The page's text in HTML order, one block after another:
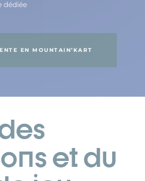
dédiée
EN MOUNTAIN’KART
et du